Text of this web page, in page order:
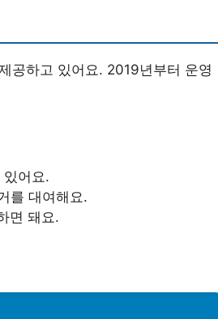
공하고 있어요. 2019년부터 운영
어요.
를 대여해요.
면 돼요.